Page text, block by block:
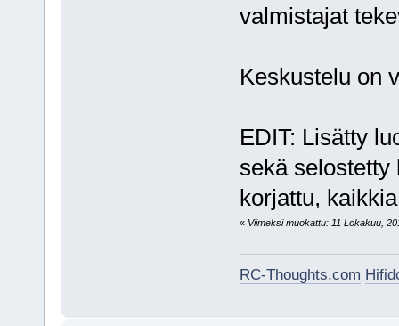
valmistajat
Keskustelu on
EDIT: Lisätty
sekä selostetty
korjattu,
« Viimeksi muokattu: 11 Lokakuu,
RC-Thoughts.com